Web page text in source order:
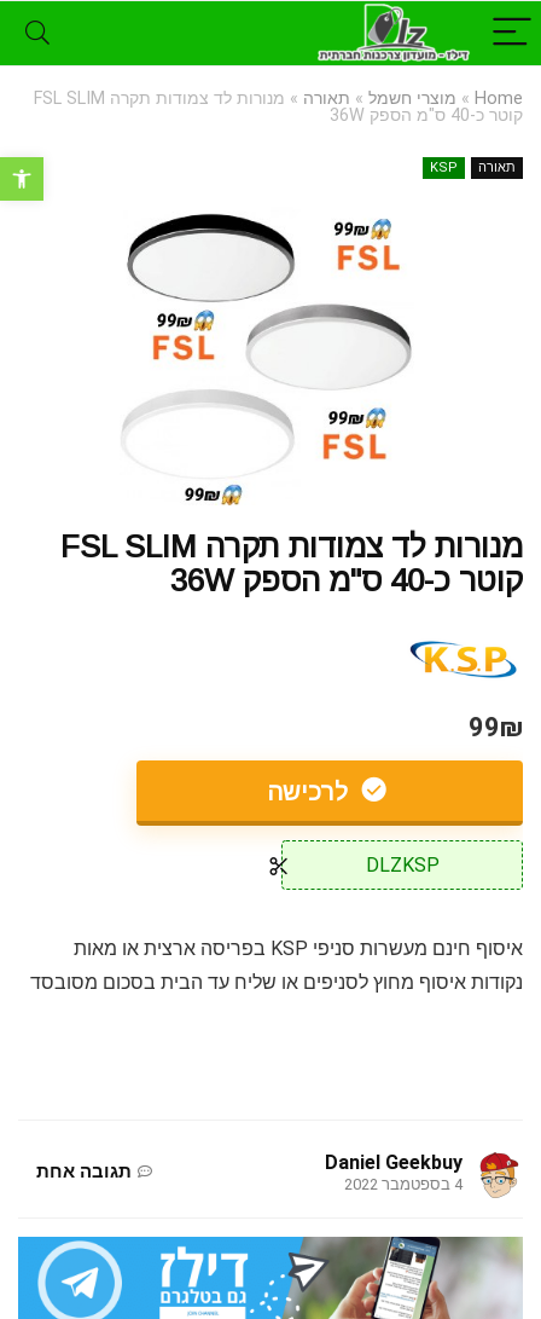
פתח
Home
» מוצרי חשמל » תאורה »
מנורות לד צמודות תקרה FSL SLIM
קוטר כ-40 ס"מ הספק 36W
תאורה KSP
מנורות לד צמודות תקרה FSL SLIM
קוטר כ-40 ס"מ הספק 36W
99₪
לרכישה
DLZKSP
איסוף חינם מעשרות סניפי KSP בפריסה ארצית או מאות
נקודות איסוף מחוץ לסניפים או שליח עד הבית בסכום מסובסד
Daniel Geekbuy
4 בספטמבר 2022
תגובה אחת